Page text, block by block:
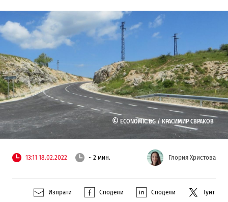
© ECONOMIC.BG / КРАСИМИР СВРАКОВ
13:11 18.02.2022 ~ 2 мин. Глория Христова
Изпрати Сподели Сподели Туит